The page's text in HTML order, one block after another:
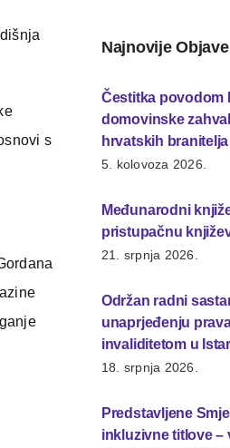
s
Najnovije Objave
Čestitka povodom
domovinske
hrvatskih branitelja
5. kolovoza 2026.
Međunarodni
pristupačnu
21. srpnja 2026.
Održan radni
unaprjeđenju
invaliditetom u
18. srpnja 2026.
Predstavljene
inkluzivne titlove –